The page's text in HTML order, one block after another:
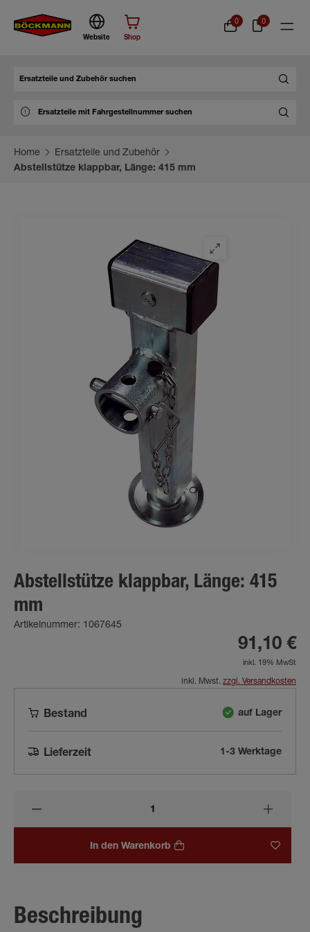
Website Shop
0 0
Home
Ersatzteile und Zubehör
Abstellstütze klappbar, Länge: 415 mm
Abstellstütze klappbar, Länge: 415
mm
Artikelnummer: 1067645
91,10 €
inkl. 19% MwSt
inkl. Mwst. zzgl. Versandkosten
Bestand auf Lager
Lieferzeit 1-3 Werktage
In den Warenkorb
Beschreibung